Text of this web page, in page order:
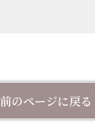
前のページに戻る